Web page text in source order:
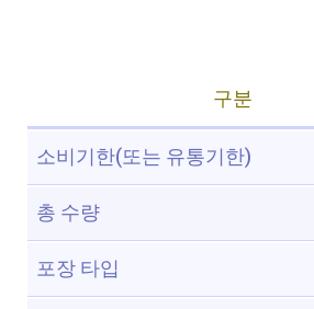
구분
소비기한(또는 유통기한)
총 수량
포장 타입